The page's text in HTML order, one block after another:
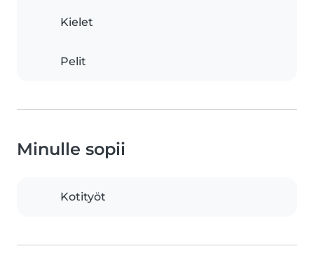
Kielet
Pelit
Minulle sopii
Kotityöt